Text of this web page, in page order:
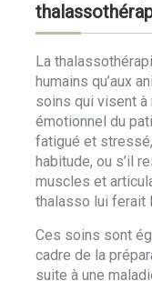
La
humains qu’aux
soins qui visent à
émotionnel du
fatigué et
habitude, ou s’il
muscles et
thalasso lui ferait
Ces soins sont
cadre de la
suite à une